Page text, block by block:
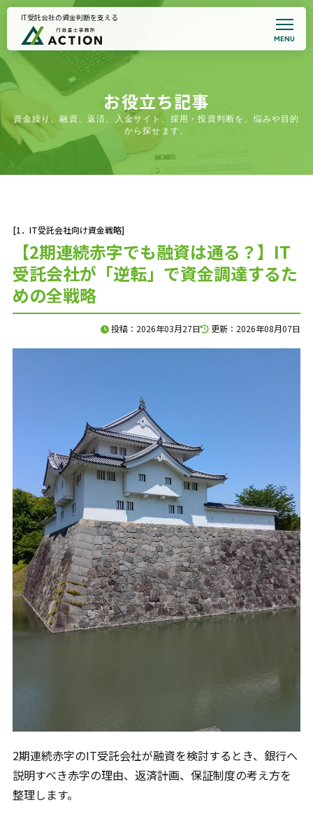
IT受託会社の資金判断を支える
MENU
お役立ち記事
資金繰り、融資、返済、入金サイト、採用・投資判断を、悩みや目的
から探せます。
[1．IT受託会社向け資金戦略]
【2期連続赤字でも融資は通る？】IT
受託会社が「逆転」で資金調達するた
めの全戦略
投稿：2026年03月27日 更新：2026年08月07日
2期連続赤字のIT受託会社が融資を検討するとき、銀行へ
説明すべき赤字の理由、返済計画、保証制度の考え方を
整理します。
トップページ
事務所案内
代表プロフィール
悩みから支援を探す
全国対応｜支援事例集
契約書サポート
お知らせ
面談予約・支援適合性確認
初回相談のご案内
複雑につながった資金の悩みを、
120分のオンライン面談で整理します。
料金は、33,000円（税込）。
面談後には、
現状の課題、確認すべき数字、
次に打つべき手をまとめた
「初回面談レポート」を納品します。
相談して終わりではなく、
社長が見返せる判断材料を残します。